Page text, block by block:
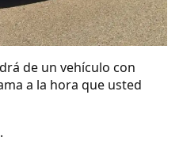
de un vehículo con
a la hora que usted